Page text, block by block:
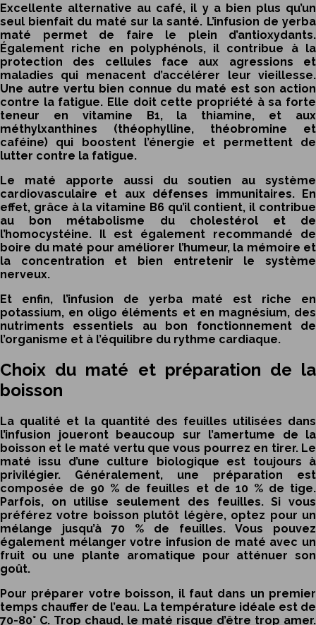
Excellente alternative au café, il y a bien plus qu’un
seul bienfait du maté sur la santé. L’infusion de yerba
maté permet de faire le plein d’antioxydants.
Également riche en polyphénols, il contribue à la
protection des cellules face aux agressions et
maladies qui menacent d’accélérer leur vieillesse.
Une autre vertu bien connue du maté est son action
contre la fatigue. Elle doit cette propriété à sa forte
teneur en vitamine B1, la thiamine, et aux
méthylxanthines (théophylline, théobromine et
caféine) qui boostent l’énergie et permettent de
lutter contre la fatigue.
Le maté apporte aussi du soutien au système
cardiovasculaire et aux défenses immunitaires. En
effet, grâce à la vitamine B6 qu’il contient, il contribue
au bon métabolisme du cholestérol et de
l’homocystéine. Il est également recommandé de
boire du maté pour améliorer l’humeur, la mémoire et
la concentration et bien entretenir le système
nerveux.
Et enfin, l’infusion de yerba maté est riche en
potassium, en oligo éléments et en magnésium, des
nutriments essentiels au bon fonctionnement de
l’organisme et à l’équilibre du rythme cardiaque.
Choix du maté et préparation de la
boisson
La qualité et la quantité des feuilles utilisées dans
l’infusion joueront beaucoup sur l’amertume de la
boisson et le maté vertuque vous pourrez en tirer. Le
maté issu d’une culture biologique est toujours à
privilégier. Généralement, une préparation est
composée de 90 % de feuilles et de 10 % de tige.
Parfois, on utilise seulement des feuilles. Si vous
préférez votre boisson plutôt légère, optez pour un
mélange jusqu’à 70 % de feuilles. Vous pouvez
également mélanger votre infusion de maté avec un
fruit ou une plante aromatique pour atténuer son
goût.
Pour préparer votre boisson, il faut dans un premier
temps chauffer de l’eau. La température idéale est de
70-80° C. Trop chaud, le maté risque d’être trop amer.